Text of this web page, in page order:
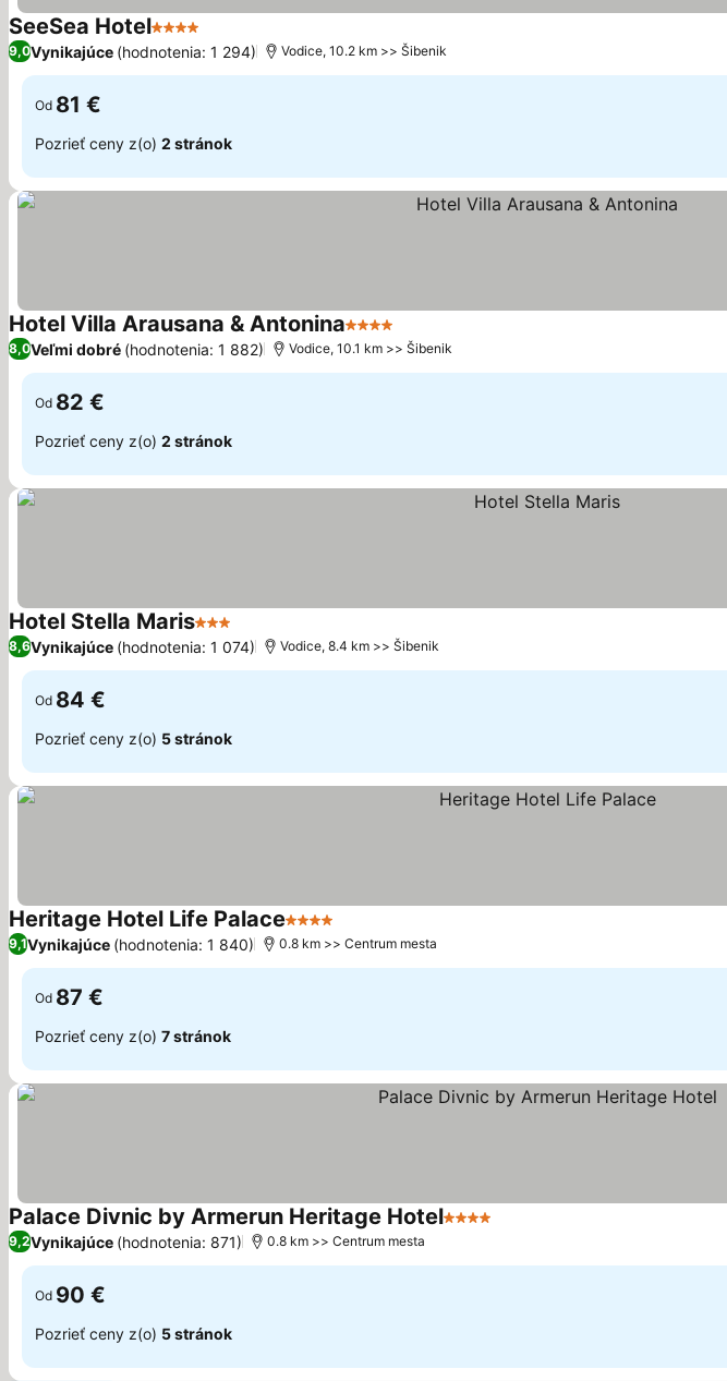
SeeSea Hotel4 Počet hviezdičiek
Zobraziť ceny
9,0Vynikajúce (hodnotenia: 1 294) Vodice, 10.2 km >> Šibenik
Od 81 €
Pozrieť ceny z(o) 2 stránok
Hotel Villa Arausana & Antonina4 Počet hviezdičiek
Zobraziť ceny
8,0Veľmi dobré (hodnotenia: 1 882) Vodice, 10.1 km >> Šibenik
Od 82 €
Pozrieť ceny z(o) 2 stránok
Hotel Stella Maris3 Počet hviezdičiek
Zobraziť ceny
8,6Vynikajúce (hodnotenia: 1 074) Vodice, 8.4 km >> Šibenik
Od 84 €
Pozrieť ceny z(o) 5 stránok
Heritage Hotel Life Palace4 Počet hviezdičiek
9,1Vynikajúce (hodnotenia: 1 840) 0.8 km >> Centrum mesta
Od 87 €
Pozrieť ceny z(o) 7 stránok
Palace Divnic by Armerun Heritage Hotel4 Počet hviezdičiek
9,2Vynikajúce (hodnotenia: 871) 0.8 km >> Centrum mesta
Od 90 €
Pozrieť ceny z(o) 5 stránok